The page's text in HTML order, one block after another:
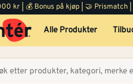
kr | 💰 Bonus på kjøp | 🤝 Prismatch
Alle Produkter